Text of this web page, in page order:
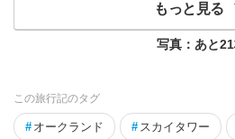
もっと見る
写真：あと21
この旅行記のタグ
# オークランド # スカイタワー